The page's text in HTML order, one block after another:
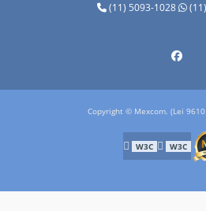
(11) 5093-1028
Copyright © Mexcom. (Lei
W3C W3C